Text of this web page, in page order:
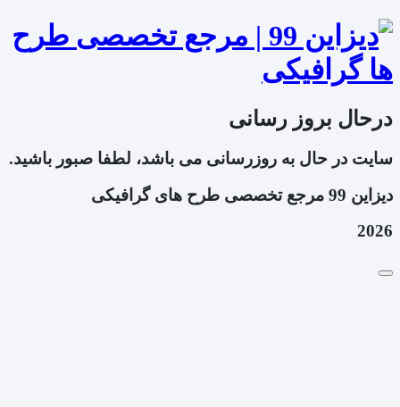
درحال بروز رسانی
سایت در حال به روزرسانی می باشد، لطفا صبور باشید.
دیزاین 99 مرجع تخصصی طرح های گرافیکی
2026